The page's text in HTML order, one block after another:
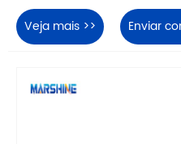
Veja mais >> Enviar